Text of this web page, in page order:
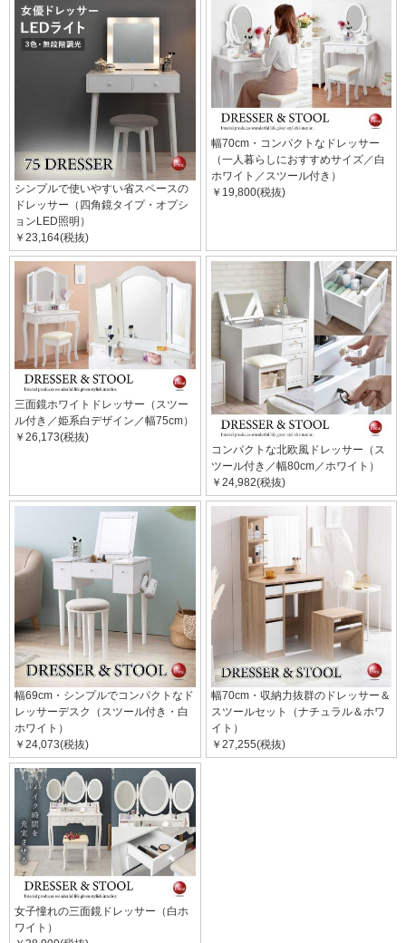
シンプルで使いやすい省スペースの
ドレッサー（四角鏡タイプ・オプシ
ョンLED照明）
￥23,164(税抜)
幅70cm・コンパクトなドレッサー
（一人暮らしにおすすめサイズ／白
ホワイト／スツール付き）
￥19,800(税抜)
三面鏡ホワイトドレッサー（スツー
ル付き／姫系白デザイン／幅75cm）
￥26,173(税抜)
コンパクトな北欧風ドレッサー（ス
ツール付き／幅80cm／ホワイト）
￥24,982(税抜)
幅69cm・シンプルでコンパクトなド
レッサーデスク（スツール付き・白
ホワイト）
￥24,073(税抜)
幅70cm・収納力抜群のドレッサー＆
スツールセット（ナチュラル＆ホワ
イト）
￥27,255(税抜)
女子憧れの三面鏡ドレッサー（白ホ
ワイト）